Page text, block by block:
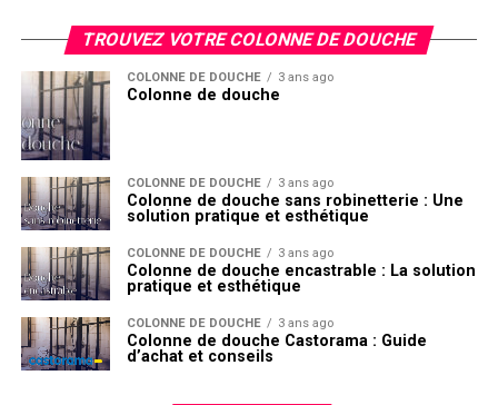
TROUVEZ VOTRE COLONNE DE DOUCHE
COLONNE DE DOUCHE 3 ans ago
Colonne de douche
COLONNE DE DOUCHE 3 ans ago
Colonne de douche sans robinetterie : Une
solution pratique et esthétique
COLONNE DE DOUCHE 3 ans ago
Colonne de douche encastrable : La solution
pratique et esthétique
COLONNE DE DOUCHE 3 ans ago
Colonne de douche Castorama : Guide
d’achat et conseils